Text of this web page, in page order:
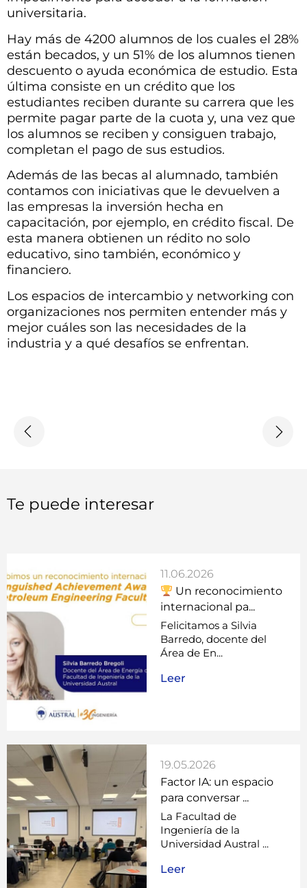
universitaria.
Hay más de 4200 alumnos de los cuales el 28%
están becados, y un 51% de los alumnos tienen
descuento o ayuda económica de estudio. Esta
última consiste en un crédito que los
estudiantes reciben durante su carrera que les
permite pagar parte de la cuota y, una vez que
los alumnos se reciben y consiguen trabajo,
completan el pago de sus estudios.
Además de las becas al alumnado, también
contamos con iniciativas que le devuelven a
las empresas la inversión hecha en
capacitación, por ejemplo, en crédito fiscal. De
esta manera obtienen un rédito no solo
educativo, sino también, económico y
financiero.
Los espacios de intercambio y networking con
organizaciones nos permiten entender más y
mejor cuáles son las necesidades de la
industria y a qué desafíos se enfrentan.
Te puede interesar
11.06.2026
Un reconocimiento
internacional pa...
Felicitamos a Silvia
Barredo, docente del
Área de En...
Leer
19.05.2026
Factor IA: un espacio
para conversar ...
La Facultad de
Ingeniería de la
Universidad Austral ...
Leer